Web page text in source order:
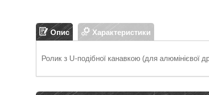
Опис Характеристики
Ролик з U-подібної канавкою (для